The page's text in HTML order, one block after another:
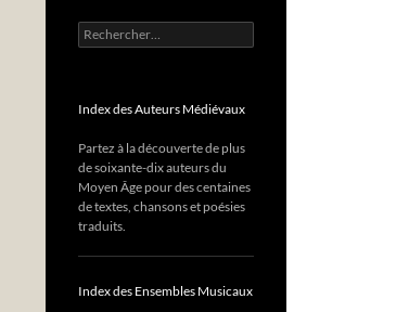
Rechercher :
Index des Auteurs Médiévaux
Partez à la découverte de plus
de soixante-dix auteurs du
Moyen Âge pour des centaines
de textes, chansons et poésies
traduits.
Index des Ensembles Musicaux